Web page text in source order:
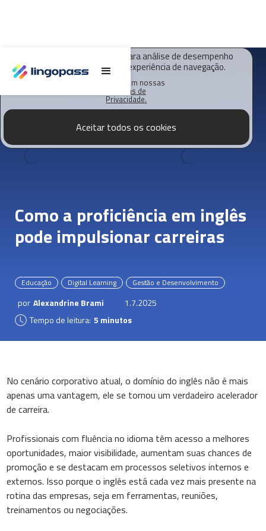
O Lingopass utiliza cookies para análise de desempenho
deste site e melhorar sua experiência de navegação.
Saiba mais em nossas
Políticas de
Privacidade.
Aceitar todos os cookies
Como a proficiência em inglês
pode impulsionar carreiras
Educação Digital Learning Gestão e Desenvolvimento
por Alexandrine Brami
1.7.2025
Tempo de leitura: 5 minutos
No cenário corporativo atual, o domínio do inglês não é mais
apenas uma vantagem, ele se tornou um verdadeiro acelerador
de carreira.
Profissionais com fluência no idioma têm acesso a melhores
oportunidades, maior visibilidade, aumentam suas chances de
promoção e se destacam em processos seletivos internos e
externos. Isso porque o inglês está cada vez mais presente na
rotina das empresas, seja em ferramentas, reuniões,
treinamentos ou negociações.